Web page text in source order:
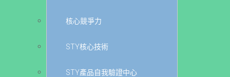
核心競爭力
STY核心技術
STY產品自我驗證中心